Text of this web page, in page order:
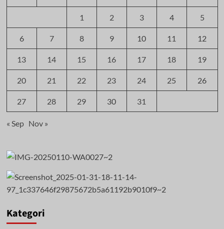
1 2 3 4 5
6 7 8 9 10 11 12
13 14 15 16 17 18 19
20 21 22 23 24 25 26
27 28 29 30 31
« Sep Nov »
Kategori